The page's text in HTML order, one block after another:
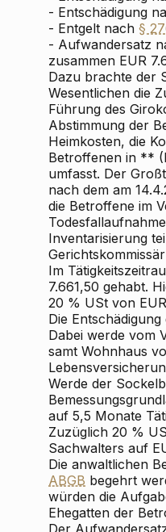
- Entschädigung
- Entgelt nach §
- Aufwandersatz
zusammen EUR
Dazu brachte der
Wesentlichen die
Führung des
Abstimmung der
Heimkosten, die
Betroffenen in **
umfasst. Der
nach dem am
die Betroffene im
Inventarisierung
Im
7.661,50 gehabt.
20 % USt von
Die
Dabei werde vom
samt Wohnhaus
Werde der
auf 5,5 Monate
Zuzüglich 20 %
Sachwalters auf
Die anwaltlichen
ABGB begehrt
würden die
Ehegatten der
Der